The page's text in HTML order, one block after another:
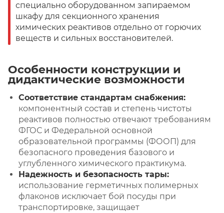
специально оборудованном запираемом
шкафу для секционного хранения
химических реактивов отдельно от горючих
веществ и сильных восстановителей.
Особенности конструкции и
дидактические возможности
Соответствие стандартам снабжения:
компонентный состав и степень чистоты
реактивов полностью отвечают требованиям
ФГОС и Федеральной основной
образовательной программы (ФООП) для
безопасного проведения базового и
углубленного химического практикума.
Надежность и безопасность тары:
использование герметичных полимерных
флаконов исключает бой посуды при
транспортировке, защищает